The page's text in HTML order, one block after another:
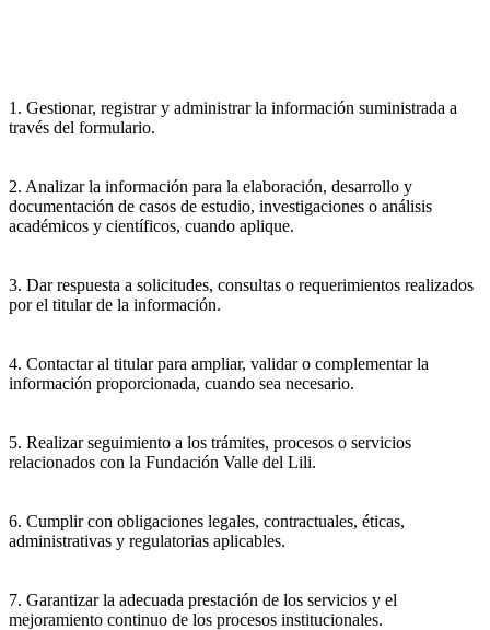
1. Gestionar, registrar y administrar la información suministrada a
través del formulario.
2. Analizar la información para la elaboración, desarrollo y
documentación de casos de estudio, investigaciones o análisis
académicos y científicos, cuando aplique.
3. Dar respuesta a solicitudes, consultas o requerimientos realizados
por el titular de la información.
4. Contactar al titular para ampliar, validar o complementar la
información proporcionada, cuando sea necesario.
5. Realizar seguimiento a los trámites, procesos o servicios
relacionados con la Fundación Valle del Lili.
6. Cumplir con obligaciones legales, contractuales, éticas,
administrativas y regulatorias aplicables.
7. Garantizar la adecuada prestación de los servicios y el
mejoramiento continuo de los procesos institucionales.